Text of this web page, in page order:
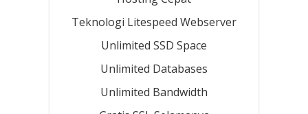
Teknologi Litespeed Webserver
Unlimited SSD Space
Unlimited Databases
Unlimited Bandwidth